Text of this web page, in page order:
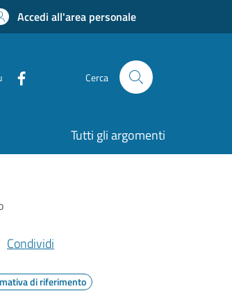
Accedi all'area personale
Cerca
Tutti gli argomenti
Condividi
di riferimento